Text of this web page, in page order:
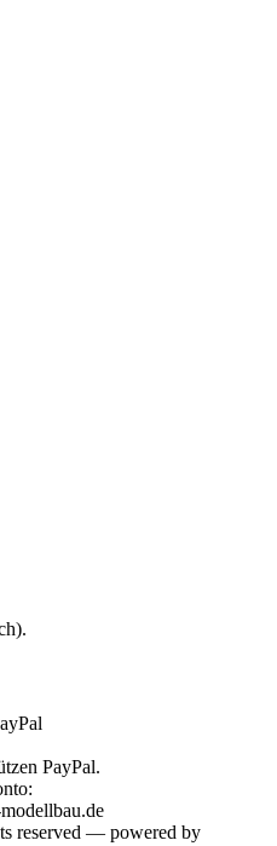
PayPal.
reserved — powered by